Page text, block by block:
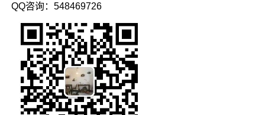
QQ咨询：548469726